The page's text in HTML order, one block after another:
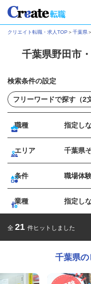
クリエイト転職・求人TOP ＞千葉県＞
千葉県野田市
検索条件の設定
職種 指定し
エリア 千葉県
条件 職場体
業種 指定し
全 21 件ヒットしました
千葉県の